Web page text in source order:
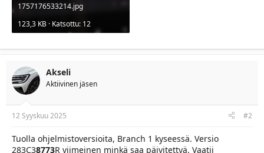
1757176533214.jpg
123,3 KB · Katsottu: 12
Akseli
Aktiivinen jäsen
12 Syyskuu 2025 #2
Tuolla ohjelmistoversioita, Branch 1 kyseessä. Versio
283C38773R viimeinen minkä saa päivitettyä. Vaatii